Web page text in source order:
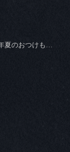
【お漬物がお得な日】2026年夏のおつけものデー開催